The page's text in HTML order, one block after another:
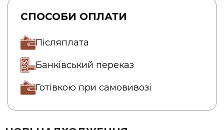
СПОСОБИ ОПЛАТИ
Післяплата
Банківський переказ
Готівкою при самовивозі